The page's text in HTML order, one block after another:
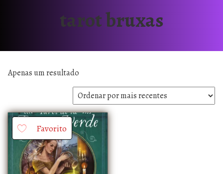
tarot bruxas
Apenas um resultado
Favorito